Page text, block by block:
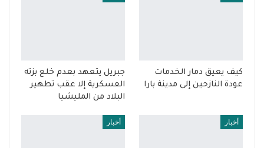
كيف يعيق دمار الخدمات
عودة النازحين إلى مدينة بارا
جبريل يتعهد بعدم خلع بزته
العسكرية إلا عقب تطهير
البلاد من المليشيا
أخبار أخبار